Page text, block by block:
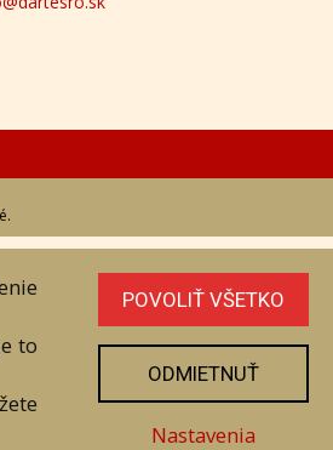
333, 094 22, Slovenská
to
POVOLIŤ VŠETKO
ODMIETNUŤ
Nastavenia